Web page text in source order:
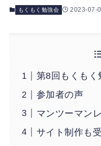
もくもく勉強会 2023-07-
第8回もくもく
参加者の声
マンツーマン
サイト制作も